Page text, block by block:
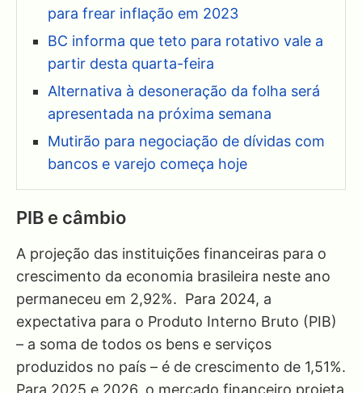
para frear inflação em 2023
BC informa que teto para rotativo vale a
partir desta quarta-feira
Alternativa à desoneração da folha será
apresentada na próxima semana
Mutirão para negociação de dívidas com
bancos e varejo começa hoje
PIB e câmbio
A projeção das instituições financeiras para o
crescimento da economia brasileira neste ano
permaneceu em 2,92%. Para 2024, a
expectativa para o Produto Interno Bruto (PIB)
– a soma de todos os bens e serviços
produzidos no país – é de crescimento de 1,51%.
Para 2025 e 2026, o mercado financeiro projeta